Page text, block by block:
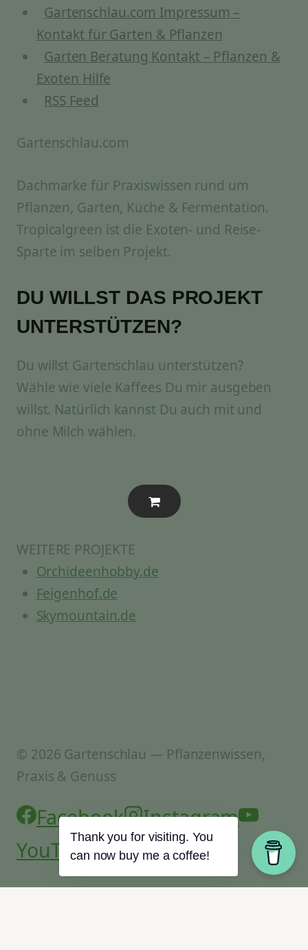
Gartenschlau.com Impressum –
Kontakt für Garten & Pflanzen
Garten Beratung Kontakt – Pflanzen &
Exoten Hilfe
RSS Feed
Gartenschlau.com
Dachmarke für Praxiswissen rund um
Pflanzen, Garten, Küche & Fermentation.
Tropicalgreen ist die Exoten- und Reise-
Sparte im selben Projekt.
DU WILLST DAS PROJEKT
UNTERSTÜTZEN?
Du willst Gartenschlau unterstützen?
Wähle wie viele Kaffees Du mir ausgeben
willst. Natürlich kannst Du auch mit und
ohne Milch wählen.
WEITERE PROJEKTE
Orchideenhobby.de
Feigenhof.de
Skymountain.de
© 2026 Gartenschlau — Pflanzenwissen,
Praxis & Genuss
Facebook
Instagram
YouTubeThank you for visiting. You
can now buy me a coffee!